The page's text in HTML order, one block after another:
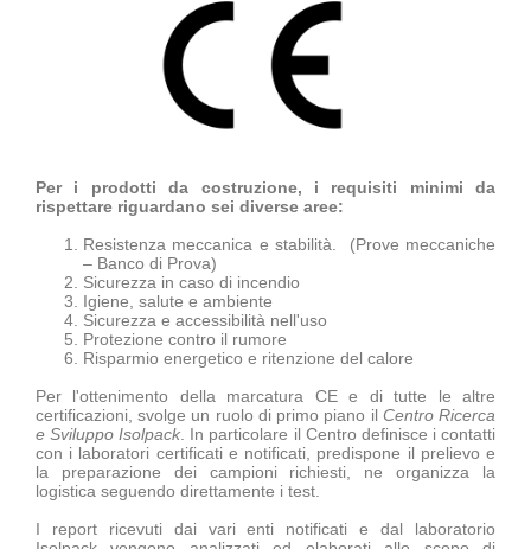
Per i prodotti da costruzione, i requisiti minimi da
rispettare riguardano sei diverse aree:
Resistenza meccanica e stabilità. (Prove meccaniche
– Banco di Prova)
Sicurezza in caso di incendio
Igiene, salute e ambiente
Sicurezza e accessibilità nell'uso
Protezione contro il rumore
Risparmio energetico e ritenzione del calore
Per l'ottenimento della marcatura CE e di tutte le altre
certificazioni, svolge un ruolo di primo piano il Centro Ricerca
e Sviluppo Isolpack . In particolare il Centro definisce i contatti
con i laboratori certificati e notificati, predispone il prelievo e
la preparazione dei campioni richiesti, ne organizza la
logistica seguendo direttamente i test.
I report ricevuti dai vari enti notificati e dal laboratorio